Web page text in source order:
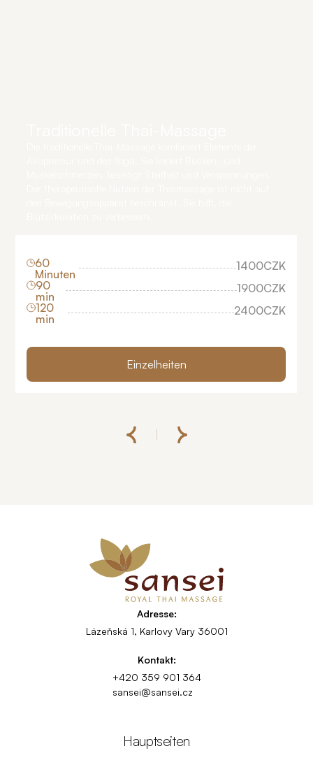
60
Minuten
1400CZK
90
min
1900CZK
120
min
2400CZK
Einzelheiten
Adresse:
Lázeňská 1, Karlovy Vary 36001
Kontakt:
+420 359 901 364
sansei@sansei.cz
Hauptseiten